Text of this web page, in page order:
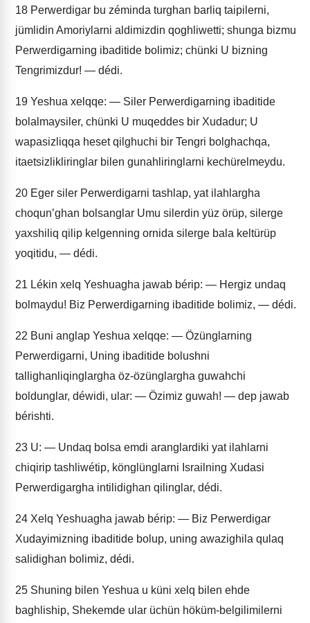
18 Perwerdigar bu zéminda turghan barliq taipilerni,
jümlidin Amoriylarni aldimizdin qoghliwetti; shunga bizmu
Perwerdigarning ibaditide bolimiz; chünki U bizning
Tengrimizdur! — dédi.
19 Yeshua xelqqe: — Siler Perwerdigarning ibaditide
bolalmaysiler, chünki U muqeddes bir Xudadur; U
wapasizliqqa heset qilghuchi bir Tengri bolghachqa,
itaetsizlikliringlar bilen gunahliringlarni kechürelmeydu.
20 Eger siler Perwerdigarni tashlap, yat ilahlargha
choqun’ghan bolsanglar Umu silerdin yüz örüp, silerge
yaxshiliq qilip kelgenning ornida silerge bala keltürüp
yoqitidu, — dédi.
21 Lékin xelq Yeshuagha jawab bérip: — Hergiz undaq
bolmaydu! Biz Perwerdigarning ibaditide bolimiz, — dédi.
22 Buni anglap Yeshua xelqqe: — Özünglarning
Perwerdigarni, Uning ibaditide bolushni
tallighanliqinglargha öz-özünglargha guwahchi
boldunglar, déwidi, ular: — Özimiz guwah! — dep jawab
bérishti.
23 U: — Undaq bolsa emdi aranglardiki yat ilahlarni
chiqirip tashliwétip, könglünglarni Israilning Xudasi
Perwerdigargha intilidighan qilinglar, dédi.
24 Xelq Yeshuagha jawab bérip: — Biz Perwerdigar
Xudayimizning ibaditide bolup, uning awazighila qulaq
salidighan bolimiz, dédi.
25 Shuning bilen Yeshua u küni xelq bilen ehde
baghliship, Shekemde ular üchün höküm-belgilimilerni